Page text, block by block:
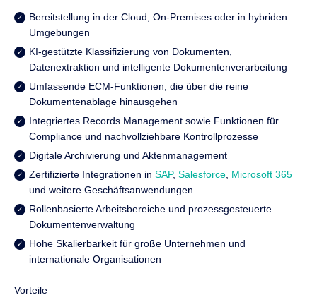
Bereitstellung in der Cloud, On-Premises oder in hybriden
Umgebungen
KI-gestützte Klassifizierung von Dokumenten,
Datenextraktion und intelligente Dokumentenverarbeitung
Umfassende ECM-Funktionen, die über die reine
Dokumentenablage hinausgehen
Integriertes Records Management sowie Funktionen für
Compliance und nachvollziehbare Kontrollprozesse
Digitale Archivierung und Aktenmanagement
Zertifizierte Integrationen in SAP, Salesforce, Microsoft 365
und weitere Geschäftsanwendungen
Rollenbasierte Arbeitsbereiche und prozessgesteuerte
Dokumentenverwaltung
Hohe Skalierbarkeit für große Unternehmen und
internationale Organisationen
Vorteile